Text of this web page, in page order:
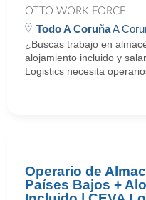
OTTO WORK FORCE
Todo A CoruñaA
¿Buscas trabajo en
alojamiento incluido y
Logistics necesita
Operario de
Países Bajos +